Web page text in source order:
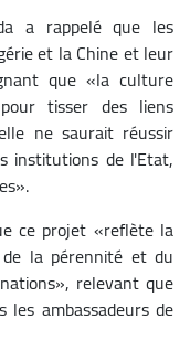
a rappelé que les
et la Chine et leur
que «la culture
tisser des liens
ne saurait réussir
institutions de l'Etat,
ce projet «reflète la
la pérennité et du
relevant que
ambassadeurs de